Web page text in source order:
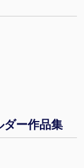
ダー作品集